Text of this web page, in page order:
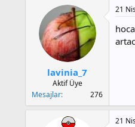
lavinia_7
Aktif Üye
Mesajlar
276
21
21